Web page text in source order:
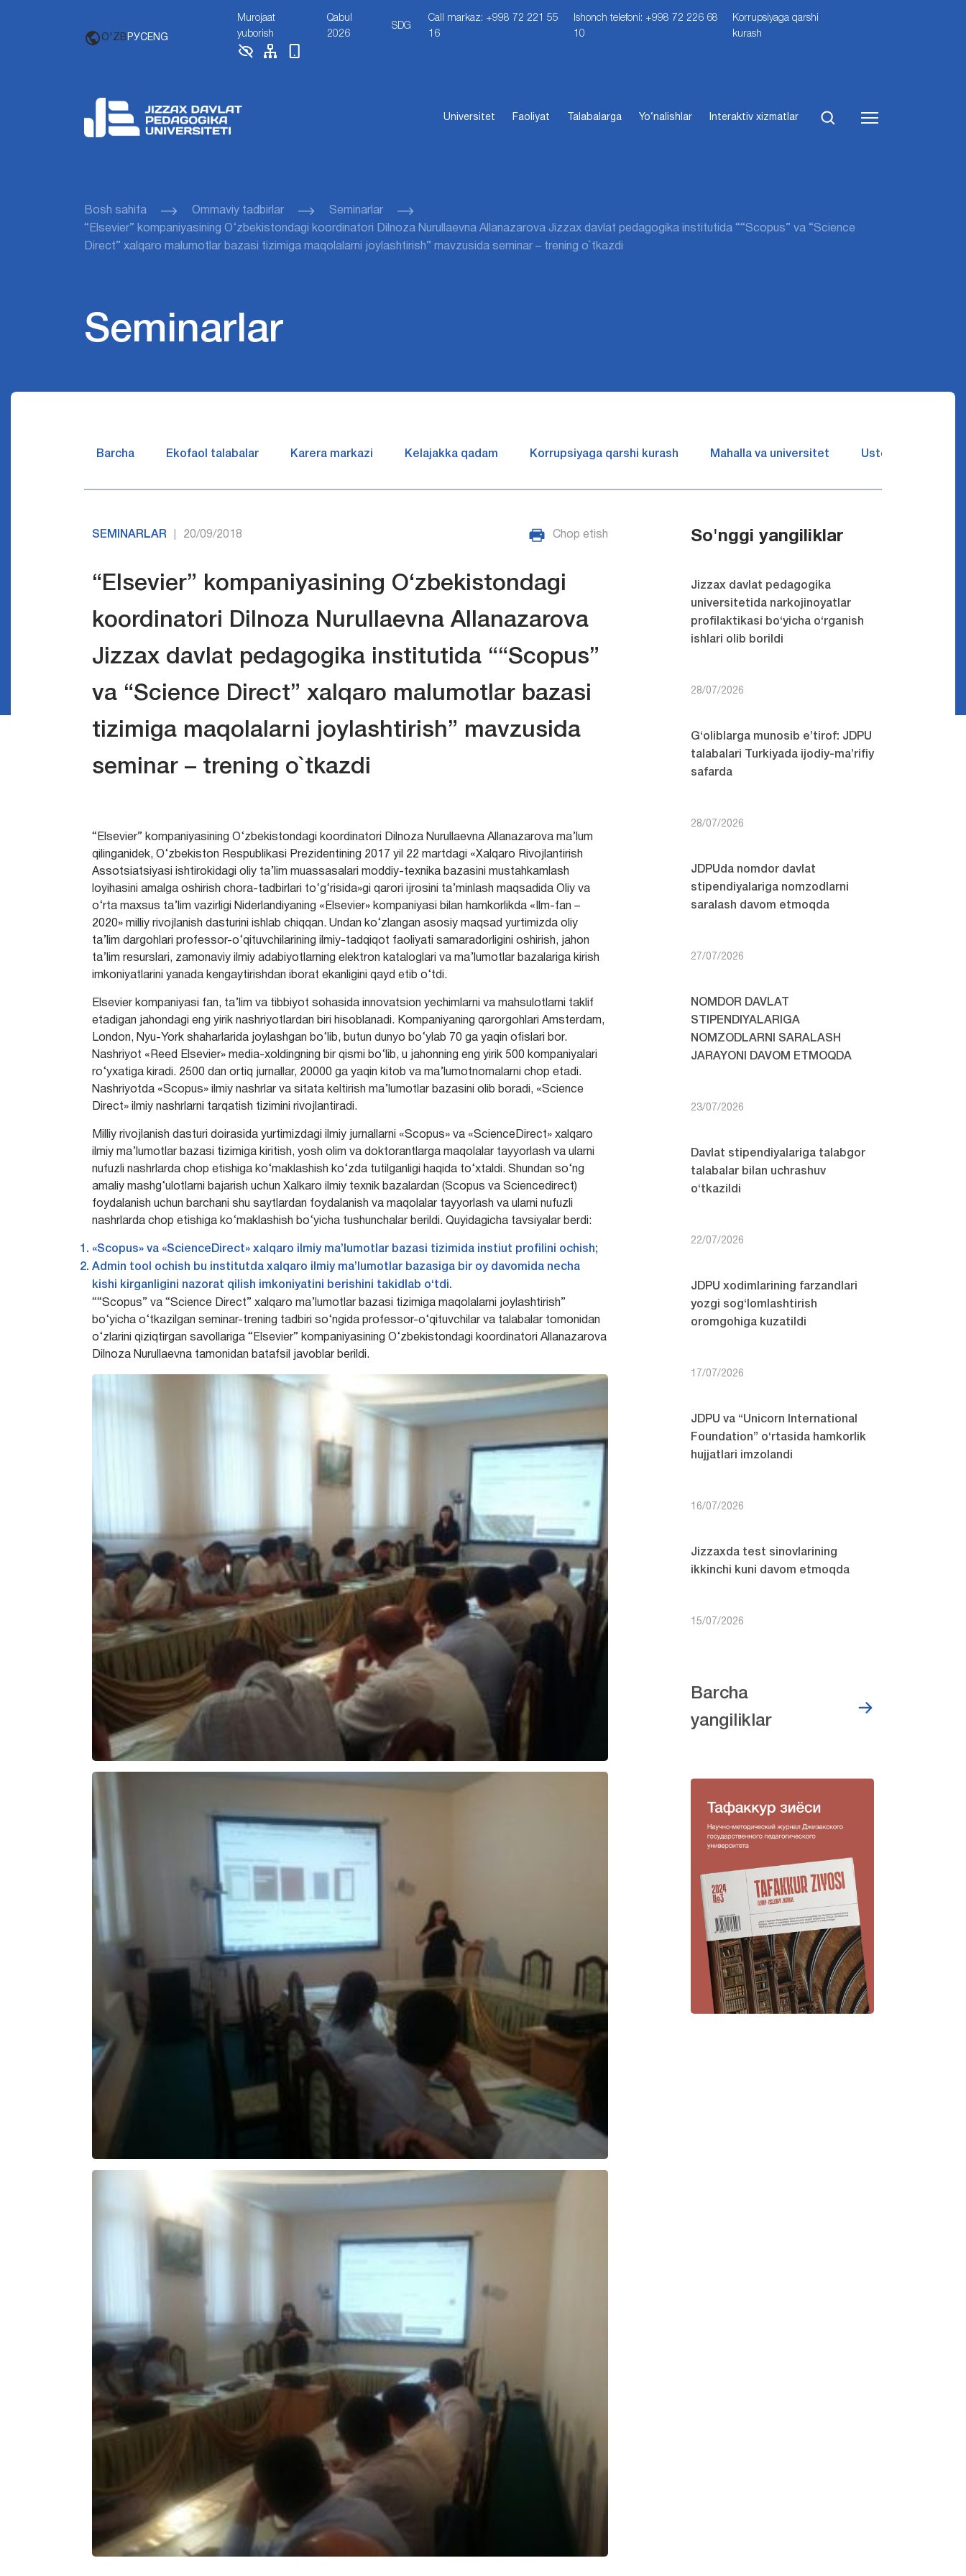
O'ZB РУСENG
Murojaat
yuborish
Qabul
2026
SDG
Call markaz: +998 72 221 55
16
Ishonch telefoni: +998 72 226 68
10
Korrupsiyaga qarshi
kurash
Universitet Faoliyat Talabalarga Yo‘nalishlar Interaktiv xizmatlar
Bosh sahifa Ommaviy tadbirlar
Seminarlar
“Elsevier” kompaniyasining O‘zbekistondagi koordinatori Dilnoza Nurullaevna Allanazarova Jizzax davlat pedagogika institutida ““Scopus” va “Science
Direct” xalqaro malumotlar bazasi tizimiga maqolalarni joylashtirish” mavzusida seminar – trening o`tkazdi
Seminarlar
Barcha Ekofaol talabalar Karera markazi Kelajakka qadam Korrupsiyaga qarshi kurash Mahalla va universitet Ustozlar suhbatin
SEMINARLAR 20/09/2018 Chop etish
“Elsevier” kompaniyasining O‘zbekistondagi
koordinatori Dilnoza Nurullaevna Allanazarova
Jizzax davlat pedagogika institutida ““Scopus”
va “Science Direct” xalqaro malumotlar bazasi
tizimiga maqolalarni joylashtirish” mavzusida
seminar – trening o`tkazdi
“Elsevier” kompaniyasining O‘zbekistondagi koordinatori Dilnoza Nurullaevna Allanazarova ma’lum
qilinganidek, O‘zbekiston Respublikasi Prezidentining 2017 yil 22 martdagi «Xalqaro Rivojlantirish
Assotsiatsiyasi ishtirokidagi oliy ta’lim muassasalari moddiy-texnika bazasini mustahkamlash
loyihasini amalga oshirish chora-tadbirlari to‘g‘risida»gi qarori ijrosini ta’minlash maqsadida Oliy va
o‘rta maxsus ta’lim vazirligi Niderlandiyaning «Elsevier» kompaniyasi bilan hamkorlikda «Ilm-fan –
2020» milliy rivojlanish dasturini ishlab chiqqan. Undan ko‘zlangan asosiy maqsad yurtimizda oliy
ta’lim dargohlari professor-o‘qituvchilarining ilmiy-tadqiqot faoliyati samaradorligini oshirish, jahon
ta’lim resurslari, zamonaviy ilmiy adabiyotlarning elektron kataloglari va ma’lumotlar bazalariga kirish
imkoniyatlarini yanada kengaytirishdan iborat ekanligini qayd etib o‘tdi.
Elsevier kompaniyasi fan, ta’lim va tibbiyot sohasida innovatsion yechimlarni va mahsulotlarni taklif
etadigan jahondagi eng yirik nashriyotlardan biri hisoblanadi. Kompaniyaning qarorgohlari Amsterdam,
London, Nyu-York shaharlarida joylashgan bo‘lib, butun dunyo bo‘ylab 70 ga yaqin ofislari bor.
Nashriyot «Reed Elsevier» media-xoldingning bir qismi bo‘lib, u jahonning eng yirik 500 kompaniyalari
ro‘yxatiga kiradi. 2500 dan ortiq jurnallar, 20000 ga yaqin kitob va ma’lumotnomalarni chop etadi.
Nashriyotda «Scopus» ilmiy nashrlar va sitata keltirish ma’lumotlar bazasini olib boradi, «Science
Direct» ilmiy nashrlarni tarqatish tizimini rivojlantiradi.
Milliy rivojlanish dasturi doirasida yurtimizdagi ilmiy jurnallarni «Scopus» va «ScienceDirect» xalqaro
ilmiy ma’lumotlar bazasi tizimiga kiritish, yosh olim va doktorantlarga maqolalar tayyorlash va ularni
nufuzli nashrlarda chop etishiga ko‘maklashish ko‘zda tutilganligi haqida to‘xtaldi. Shundan so‘ng
amaliy mashg‘ulotlarni bajarish uchun Xalkaro ilmiy texnik bazalardan (Scopus va Sciencedirect)
foydalanish uchun barchani shu saytlardan foydalanish va maqolalar tayyorlash va ularni nufuzli
nashrlarda chop etishiga ko‘maklashish bo‘yicha tushunchalar berildi. Quyidagicha tavsiyalar berdi:
«Scopus» va «ScienceDirect» xalqaro ilmiy ma’lumotlar bazasi tizimida instiut profilini ochish;
Admin tool ochish bu institutda xalqaro ilmiy ma’lumotlar bazasiga bir oy davomida necha
kishi kirganligini nazorat qilish imkoniyatini berishini takidlab o‘tdi.
““Scopus” va “Science Direct” xalqaro ma’lumotlar bazasi tizimiga maqolalarni joylashtirish”
bo‘yicha o‘tkazilgan seminar-trening tadbiri so‘ngida professor-o‘qituvchilar va talabalar tomonidan
o‘zlarini qiziqtirgan savollariga “Elsevier” kompaniyasining O‘zbekistondagi koordinatori Allanazarova
Dilnoza Nurullaevna tamonidan batafsil javoblar berildi.
So'nggi yangiliklar
Jizzax davlat pedagogika
universitetida narkojinoyatlar
profilaktikasi bo‘yicha o‘rganish
ishlari olib borildi
28/07/2026
G‘oliblarga munosib e’tirof: JDPU
talabalari Turkiyada ijodiy-ma’rifiy
safarda
28/07/2026
JDPUda nomdor davlat
stipendiyalariga nomzodlarni
saralash davom etmoqda
27/07/2026
NOMDOR DAVLAT
STIPENDIYALARIGA
NOMZODLARNI SARALASH
JARAYONI DAVOM ETMOQDA
23/07/2026
Davlat stipendiyalariga talabgor
talabalar bilan uchrashuv
o‘tkazildi
22/07/2026
JDPU xodimlarining farzandlari
yozgi sog‘lomlashtirish
oromgohiga kuzatildi
17/07/2026
JDPU va “Unicorn International
Foundation” o‘rtasida hamkorlik
hujjatlari imzolandi
16/07/2026
Jizzaxda test sinovlarining
ikkinchi kuni davom etmoqda
15/07/2026
Barcha
yangiliklar